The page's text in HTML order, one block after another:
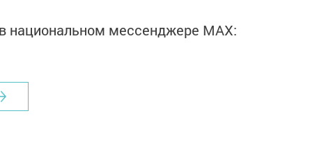
национальном мессенджере MАХ: